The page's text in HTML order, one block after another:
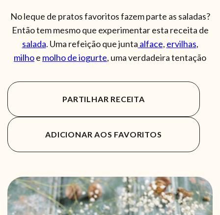
No leque de pratos favoritos fazem parte as saladas?
Então tem mesmo que experimentar esta receita de
salada. Uma refeição que junta alface, ervilhas,
milhoe molho de iogurte, uma verdadeira tentação
PARTILHAR RECEITA
ADICIONAR AOS FAVORITOS